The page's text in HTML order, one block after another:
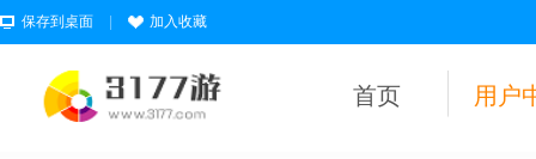
保存到桌面 加入收藏
首页 用户